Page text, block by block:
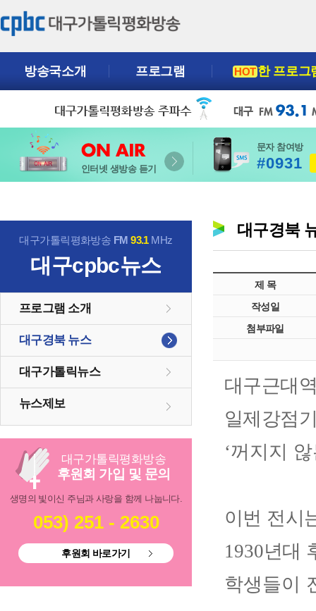
방송국소개 프로그램 HOT한 프로그
인터넷 생방송 듣기
문자 참여방
#0931
대구가톨릭평화방송 FM93.1MHz
대구cpbc뉴스
프로그램 소개
대구경북 뉴스
대구가톨릭뉴스
뉴스제보
대구가톨릭평화방송
후원회 가입 및 문의
생명의 빛이신 주님과 사랑을 함께 나눕니다.
053) 251 - 2630
후원회 바로가기
대구경북
제 목
작성일
첨부파일
대구근대
일제강점
‘꺼지지
이번 전시
1930년대
학생들이